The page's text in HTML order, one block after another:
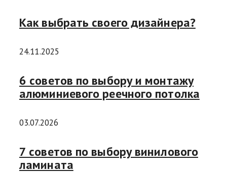
Как выбрать своего дизайнера?
24.11.2025
6 советов по выбору и монтажу
алюминиевого реечного потолка
03.07.2026
7 советов по выбору винилового
ламината